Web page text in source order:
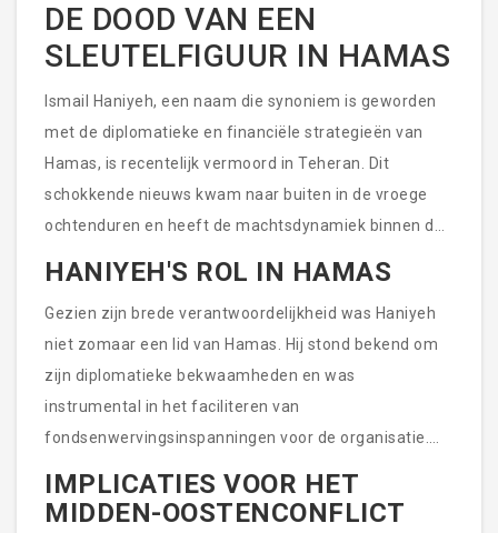
DE DOOD VAN EEN
SLEUTELFIGUUR IN HAMAS
Ismail Haniyeh, een naam die synoniem is geworden
met de diplomatieke en financiële strategieën van
Hamas, is recentelijk vermoord in Teheran. Dit
schokkende nieuws kwam naar buiten in de vroege
ochtenduren en heeft de machtsdynamiek binnen de
organisatie aanzienlijk beïnvloed. Haniyeh was
bewegingen nauwlettend in de gaten hielden
vanwege zijn diepgaande invloed binnen en buiten de
organisatie.
HANIYEH'S ROL IN HAMAS
Gezien zijn brede verantwoordelijkheid was Haniyeh
niet zomaar een lid van Hamas. Hij stond bekend om
zijn diplomatieke bekwaamheden en was
instrumental in het faciliteren van
fondsenwervingsinspanningen voor de organisatie.
relaties, vooral met landen zoals Qatar, waar hij ook
IMPLICATIES VOOR HET
MIDDEN-OOSTENCONFLICT